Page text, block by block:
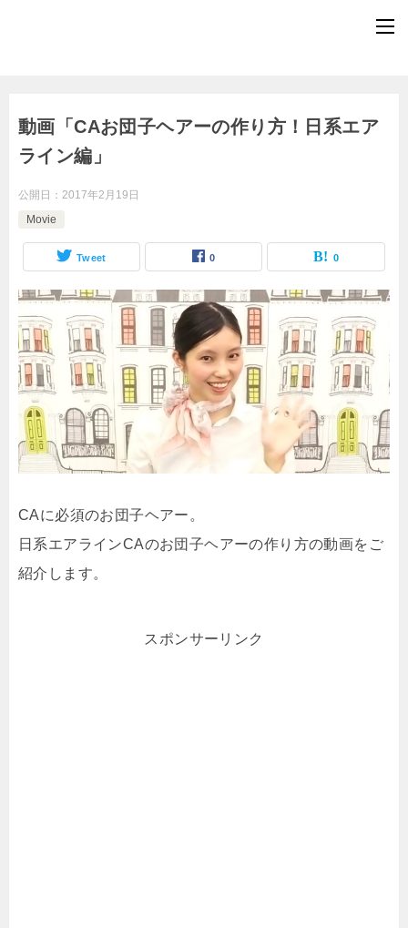
動画「CAお団子ヘアーの作り方！日系エア
ライン編」
公開日： 2017年2月19日
Movie
Tweet 0 0
CAに必須のお団子ヘアー。
日系エアラインCAのお団子ヘアーの作り方の動画をご
紹介します。
スポンサーリンク